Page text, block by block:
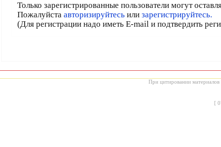
Только зарегистрированные пользователи могут
Пожалуйста авторизируйтесьили зарегистрируйтесь.
(Для регистрации надо иметь E-mail и подтвердить
При цитировании материалов
[